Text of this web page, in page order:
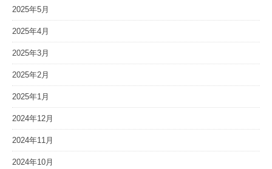
2025年5月
2025年4月
2025年3月
2025年2月
2025年1月
2024年12月
2024年11月
2024年10月